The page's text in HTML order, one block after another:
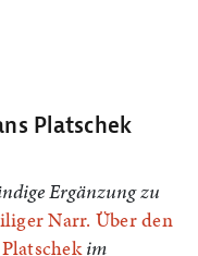
Platschek
Ergänzung zu
Narr. Über den
im